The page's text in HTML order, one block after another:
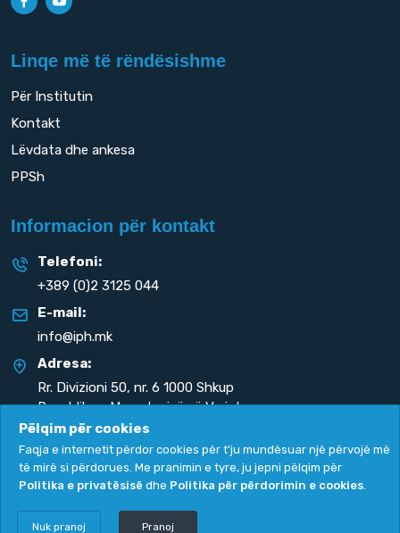
Linqe më të rëndësishme
Për Institutin
Kontakt
Lëvdata dhe ankesa
PPSh
Informacion për kontakt
Telefoni:
+389 (0)2 3125 044
E-mail:
info@iph.mk
Adresa:
Rr. Divizioni 50, nr. 6 1000 Shkup
Republika e Maqedonisë së Veriut
Politika e privatësisë Politika për përdorimin e cookies
Copyright 2026. All rights reserved by
Pëlqim për cookies
Faqja e internetit përdor cookies për t'ju mundësuar një përvojë më
të mirë si përdorues. Me pranimin e tyre, ju jepni pëlqim për
Politika e privatësisë dhe Politika për përdorimin e cookies.
Nuk pranoj Pranoj